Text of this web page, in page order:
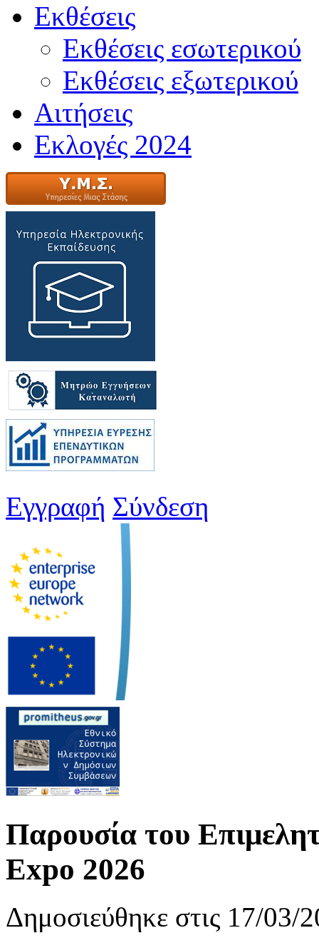
Εκθέσεις
Εκθέσεις εσωτερικού
Εκθέσεις εξωτερικού
Αιτήσεις
Εκλογές 2024
Εγγραφή Σύνδεση
Παρουσία του
Expo 2026
Δημοσιεύθηκε στις 17/03/